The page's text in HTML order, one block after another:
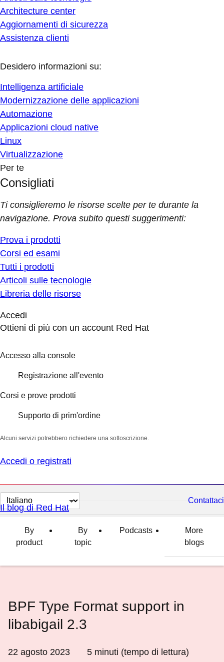
Architecture center
Aggiornamenti di sicurezza
Assistenza clienti
Desidero informazioni su:
Intelligenza artificiale
Modernizzazione delle applicazioni
Automazione
Applicazioni cloud native
Linux
Virtualizzazione
Per te
Consigliati
Ti consiglieremo le risorse scelte per te durante la
navigazione. Prova subito questi suggerimenti:
Prova i prodotti
Corsi ed esami
Tutti i prodotti
Articoli sulle tecnologie
Libreria delle risorse
Accedi
Ottieni di più con un account Red Hat
Accesso alla console
Registrazione all'evento
Corsi e prove prodotti
Supporto di prim'ordine
Alcuni servizi potrebbero richiedere una sottoscrizione.
Accedi o registrati
Cambia
lingua
Contattaci
Il blog di Red Hat
By
product
By
topic
Podcasts
More
blogs
BPF Type Format support in
libabigail 2.3
22 agosto 2023 5 minuti (tempo di lettura)